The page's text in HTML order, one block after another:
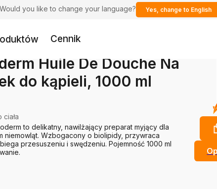
you like to change your language? Yes, change to English
Cennik
Huile De Douche Na
do kąpieli, 1000 ml
to delikatny, nawilżający preparat myjący dla
niemowląt. Wzbogacony o biolipidy, przywraca
przesuszeniu i swędzeniu. Pojemność 1000 ml